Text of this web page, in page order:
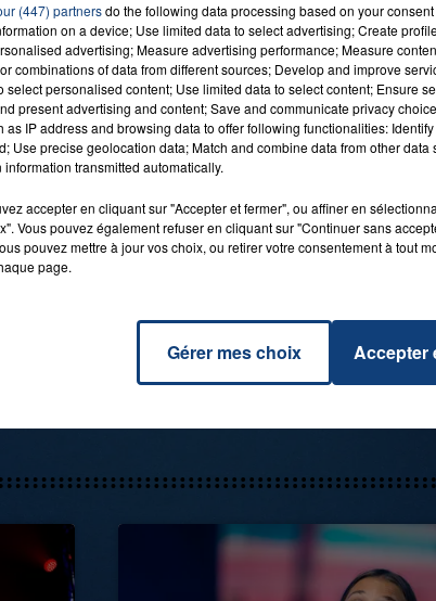
GAGNEZ VOS ENTRÉES POUR
LA FAMILLE À PLOPSAQUA !
(447) partnersdo the following data processing based on your
on a device; Use limited data to select advertising; Create
advertising; Measure advertising performance; Measure
combinations of data from different sources; Develop and improve
select personalised content; Use limited data to select content; Ensure
present advertising and content; Save and communicate privacy
as IP address and browsing data to offer following functionalities:
Use precise geolocation data; Match and combine data from other
information transmitted automatically.
accepter en cliquant sur "Accepter et fermer", ou affiner en
Vous pouvez également refuser en cliquant sur "Continuer sans
pouvez mettre à jour vos choix, ou retirer votre consentement à tout
page.
Gérer mes choix Accepter